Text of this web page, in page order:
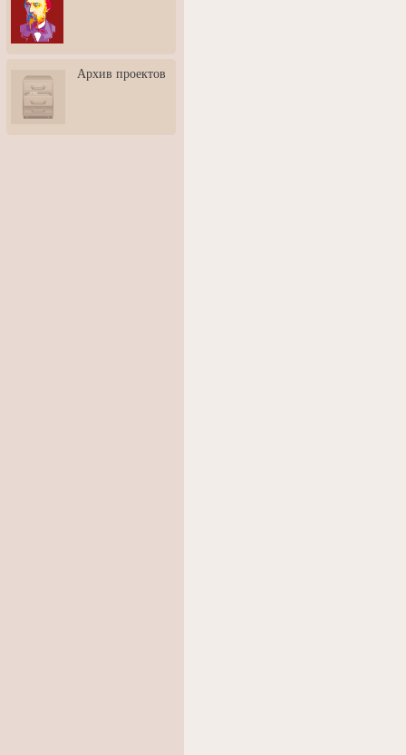
3: Обусловленности
человека и их влияние на
карьеру
скульптором Дмитрием
Тугариновым
АртБульвар в День города
Архив проектов